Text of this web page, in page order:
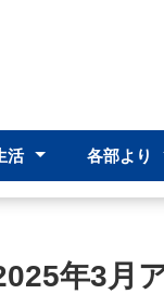
活
事
各部より
進路指導部
生徒指導部
年3月